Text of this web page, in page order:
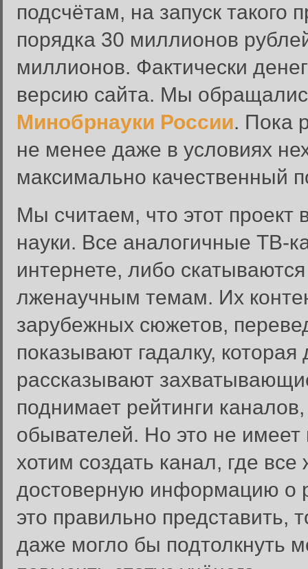
подсчётам, на запуск такого
порядка 30 миллионов
миллионов. Фактически
версию сайта. Мы
Минобрнауки России. Пока
не менее даже в условиях
максимально качественный
Мы считаем, что этот проект
науки. Все аналогичные ТВ-
интернете, либо
лженаучным темам. Их
зарубежных сюжетов,
показывают гадалку,
рассказывают
поднимает рейтинги
обывателей. Но это не
хотим создать канал, где
достоверную информацию о
это правильно представить,
даже могло бы подтолкнуть